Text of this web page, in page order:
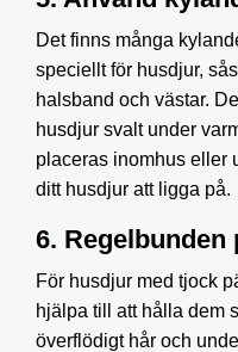
Det finns många
speciellt för husdjur,
halsband och västar.
husdjur svalt under
placeras inomhus eller
ditt husdjur att ligga på.
6. Regelbunden
För husdjur med tjock
hjälpa till att hålla dem
överflödigt hår och